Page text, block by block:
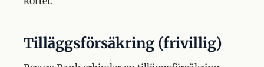
Tilläggsförsäkring (frivillig)